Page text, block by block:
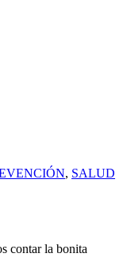
, SALUD
contar la bonita